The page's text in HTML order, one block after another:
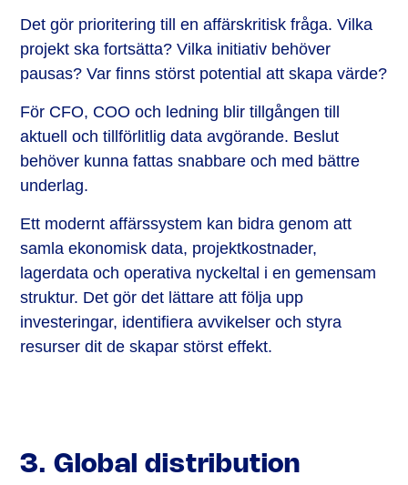
Det gör prioritering till en affärskritisk fråga. Vilka
projekt ska fortsätta? Vilka initiativ behöver
pausas? Var finns störst potential att skapa värde?
För CFO, COO och ledning blir tillgången till
aktuell och tillförlitlig data avgörande. Beslut
behöver kunna fattas snabbare och med bättre
underlag.
Ett modernt affärssystem kan bidra genom att
samla ekonomisk data, projektkostnader,
lagerdata och operativa nyckeltal i en gemensam
struktur. Det gör det lättare att följa upp
investeringar, identifiera avvikelser och styra
resurser dit de skapar störst effekt.
3. Global distribution